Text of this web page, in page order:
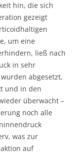
hin, die sich
gezeigt
um eine
ließ nach
in sehr
abgesetzt,
und in den
überwacht –
noch alle
was zur
auf